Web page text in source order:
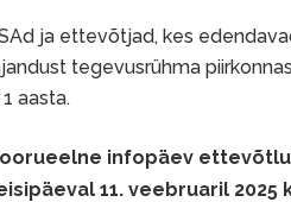
ja ettevõtjad, kes
tegevusrühma
aasta.
infopäev
11. veebruaril 2025